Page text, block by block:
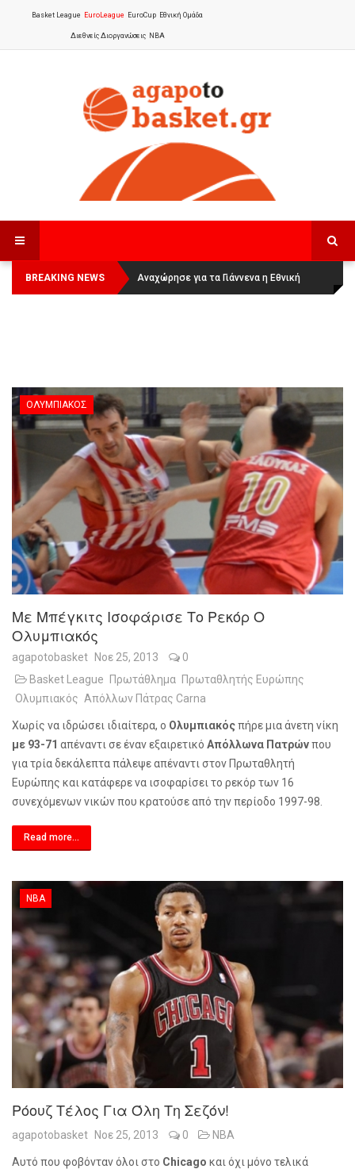
Basket League EuroLeague EuroCup Εθνική Ομάδα
Διεθνείς Διοργανώσεις NBA
BREAKING NEWS
Οι Πάνθηρες Καβάλας στην Women
Basketball League 1
Αναχώρησε για τα Γιάννενα η Εθνική
Γυναικών:
ΟΛΥΜΠΙΑΚΌΣ
Με Μπέγκιτς Ισοφάρισε Το Ρεκόρ Ο
Ολυμπιακός
agapotobasket Νοε 25, 2013
0
Basket League
Πρωτάθλημα
Πρωταθλητής Ευρώπης
Ολυμπιακός Απόλλων Πάτρας Carna
Χωρίς να ιδρώσει ιδιαίτερα, ο Ολυμπιακόςπήρε μια άνετη νίκη
με 93-71 απέναντι σε έναν εξαιρετικό Απόλλωνα Πατρώνπου
για τρία δεκάλεπτα πάλεψε απέναντι στον Πρωταθλητή
Ευρώπης και κατάφερε να ισοφαρίσει το ρεκόρ των 16
συνεχόμενων νικών που κρατούσε από την περίοδο 1997-98.
Read more...
NBA
Ρόουζ Τέλος Για Όλη Τη Σεζόν!
agapotobasket Νοε 25, 2013 0 NBA
Αυτό που φοβόνταν όλοι στο Chicago και όχι μόνο τελικά